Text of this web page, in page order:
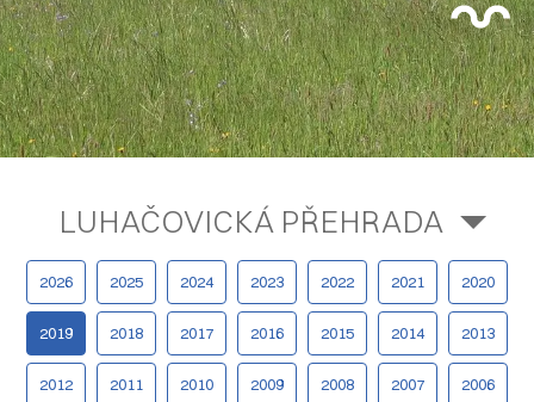
LUHAČOVICKÁ PŘEHRADA
2026 2025 2024 2023 2022 2021 2020
2019 2018 2017 2016 2015 2014 2013
2012 2011 2010 2009 2008 2007 2006